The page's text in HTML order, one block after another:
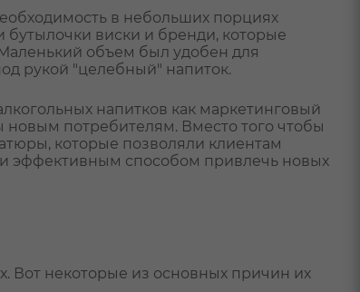
в небольших порциях
виски и бренди, которые
Маленький объем был удобен для
рукой "целебный" напиток.
напитков как маркетинговый
новым потребителям. Вместо того чтобы
которые позволяли клиентам
эффективным способом привлечь новых
Вот некоторые из основных причин их